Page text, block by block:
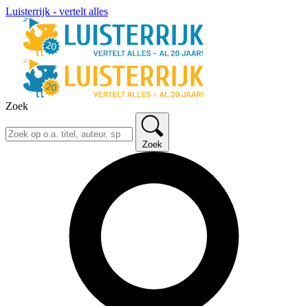
Luisterrijk - vertelt alles
Zoek
Zoek